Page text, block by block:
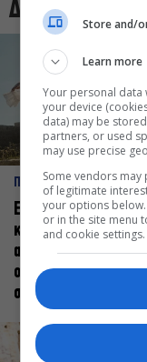
Δες και αυτό
ΠΡΟΣΩΠΑ
Ελεάνα Ανδρεούδη:
καλλιτέχνης όταν
ανεβαίνει στη σκηνή
οφείλει να
σταρ
Store and/
Learn more
Your personal
your device
data) may be
partners, or used
may use precise
Some vendors
of legitimate
your options
or in the site menu
and cookie settings.